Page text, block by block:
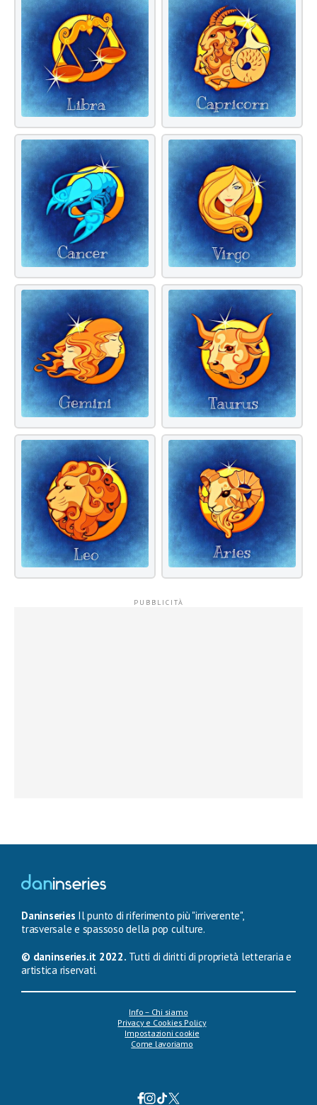
Daninseries Il punto di riferimento più "irriverente",
trasversale e spassoso della pop culture.
© daninseries.it 2022. Tutti di diritti di proprietà letteraria e
artistica riservati.
Info – Chi siamo
Privacy e Cookies Policy
Impostazioni cookie
Come lavoriamo